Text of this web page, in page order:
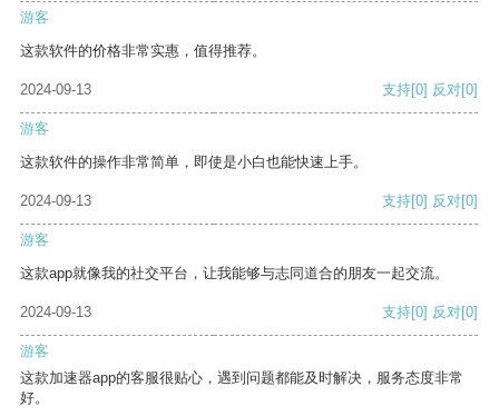
游客
这款软件的价格非常实惠，值得推荐。
2024-09-13 支持[0] 反对[0]
游客
这款软件的操作非常简单，即使是小白也能快速上手。
2024-09-13 支持[0] 反对[0]
游客
这款app就像我的社交平台，让我能够与志同道合的朋友一起交流。
2024-09-13 支持[0] 反对[0]
游客
这款加速器app的客服很贴心，遇到问题都能及时解决，服务态度非常
好。